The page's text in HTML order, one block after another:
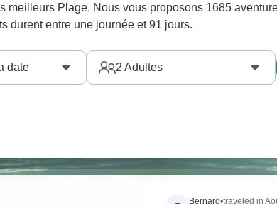
meilleurs Plage. Nous vous proposons 1685
durent entre une journée et 91 jours.
date 2 Adultes
Bernard•traveled in